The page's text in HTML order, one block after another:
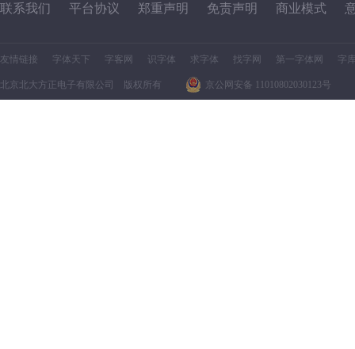
联系我们 平台协议 郑重声明 免责声明 商业模式
友情链接 字体天下 字客网 识字体 求字体 找字网 第一字体网 字
北京北大方正电子有限公司 版权所有 京公网安备 11010802030123号